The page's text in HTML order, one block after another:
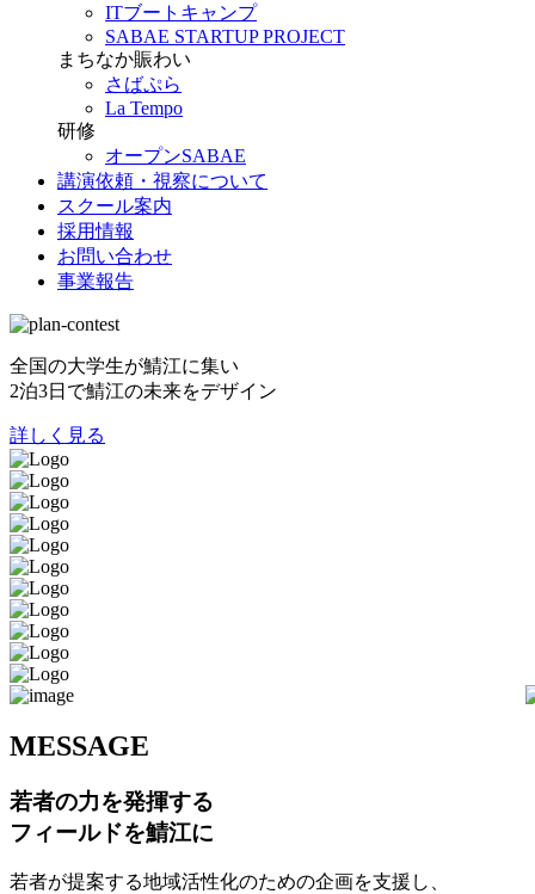
ITブートキャンプ
SABAE STARTUP PROJECT
まちなか賑わい
さばぷら
La Tempo
研修
オープンSABAE
講演依頼・視察について
スクール案内
採用情報
お問い合わせ
事業報告
全国の大学生が鯖江に集い
2泊3日で鯖江の未来をデザイン
詳しく見る
MESSAGE
若者の力を発揮する
フィールドを鯖江に
若者が提案する地域活性化のための企画を支援し、